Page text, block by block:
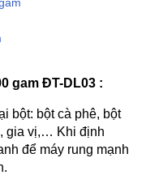
gam ĐT-DL03 :
bột: bột cà phê, bột
gia vị,… Khi định
để máy rung mạnh